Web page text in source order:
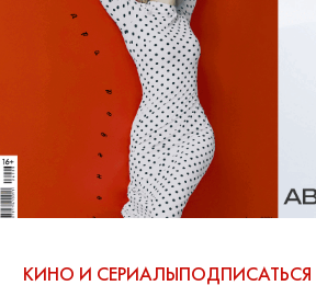
КИНО И СЕРИАЛЫПОДПИСАТЬСЯ